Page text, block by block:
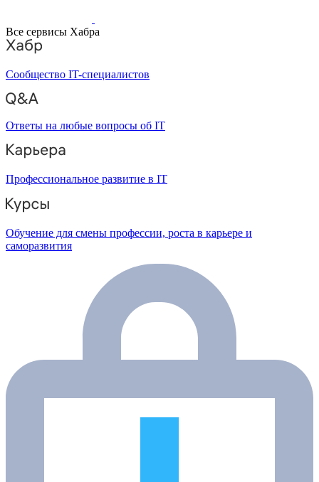
Все сервисы Хабра
Сообщество IT-специалистов
Ответы на любые вопросы об IT
Профессиональное развитие в IT
Обучение для смены профессии, роста в карьере и
саморазвития